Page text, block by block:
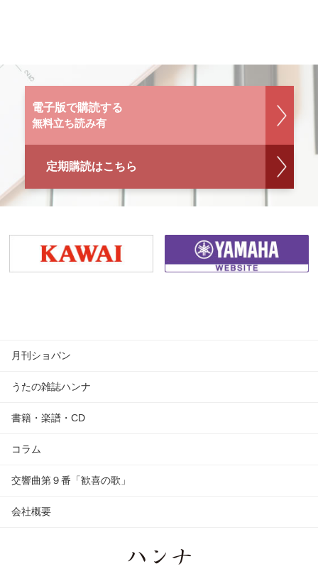
電子版で購読する
無料立ち読み有
定期購読はこちら
月刊ショパン
うたの雑誌ハンナ
書籍・楽譜・CD
コラム
交響曲第９番「歓喜の歌」
会社概要